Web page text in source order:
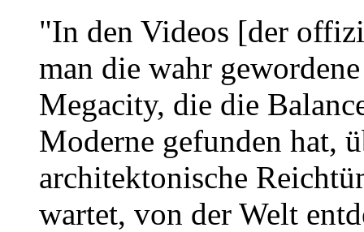
"In den Videos [der
man die wahr
Megacity, die die
Moderne gefunden hat,
architektonische
wartet, von der Welt